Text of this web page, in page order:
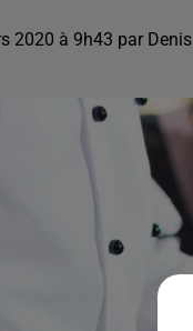
2020 à 9h43 par